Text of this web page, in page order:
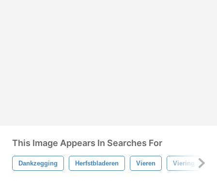
This Image Appears In Searches For
Dankzegging Herfstbladeren Vieren Viering